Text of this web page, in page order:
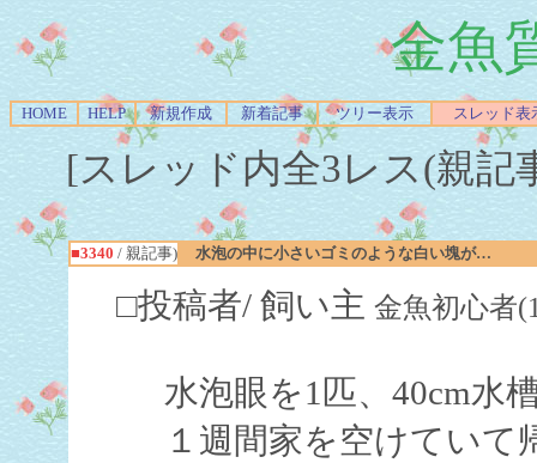
金魚
HOME HELP 新規作成 新着記事 ツリー表示 スレッド表
[スレッド内全3レス(親記
■3340 / 親記事) 水泡の中に小さいゴミのような白い塊が…
□投稿者/ 飼い主 金魚初心者
水泡眼を1匹、40cm水
１週間家を空けてい